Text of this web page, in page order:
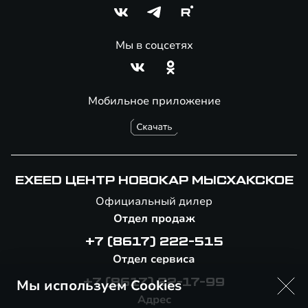
Мобильное приложение
Мы в соцсетях
EXEED ЦЕНТР НОВОКАР МЫСХАКСКОЕ
Официальный дилер
Отдел продаж
+7 (8617) 222-515
Отдел сервиса
+7 (8617) 22-17-99
Адрес
Мы используем Cookies